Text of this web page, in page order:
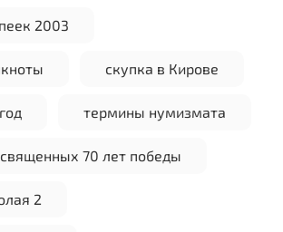
2003
скупка в Кирове
термины нумизмата
70 лет победы
2